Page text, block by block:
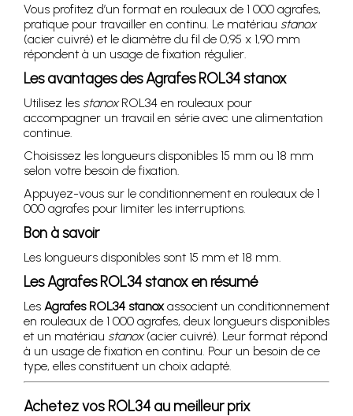
Vous profitez d’un format en rouleaux de 1 000 agrafes,
pratique pour travailler en continu. Le matériau stanox
(acier cuivré) et le diamètre du fil de 0,95 x 1,90 mm
répondent à un usage de fixation régulier.
Les avantages des Agrafes ROL34 stanox
Utilisez les stanoxROL34 en rouleaux pour
accompagner un travail en série avec une alimentation
continue.
Choisissez les longueurs disponibles 15 mm ou 18 mm
selon votre besoin de fixation.
Appuyez-vous sur le conditionnement en rouleaux de 1
000 agrafes pour limiter les interruptions.
Bon à savoir
Les longueurs disponibles sont 15 mm et 18 mm.
Les Agrafes ROL34 stanox en résumé
Les Agrafes ROL34 stanoxassocient un conditionnement
en rouleaux de 1 000 agrafes, deux longueurs disponibles
et un matériau stanox(acier cuivré). Leur format répond
à un usage de fixation en continu. Pour un besoin de ce
type, elles constituent un choix adapté.
Achetez vos ROL34 au meilleur prix